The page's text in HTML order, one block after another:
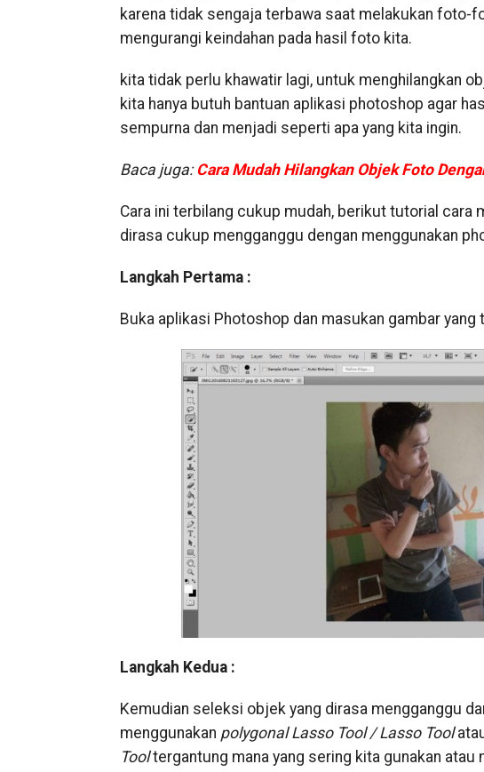
karena tidak sengaja terbawa saat melakukan foto-
mengurangi keindahan pada hasil foto kita.
kita tidak perlu khawatir lagi, untuk menghilangkan
kita hanya butuh bantuan aplikasi photoshop agar
sempurna dan menjadi seperti apa yang kita ingin.
Baca juga: Cara Mudah Hilangkan Objek Foto
Cara ini terbilang cukup mudah, berikut tutorial cara
dirasa cukup mengganggu dengan menggunakan
Langkah Pertama :
Buka aplikasi Photoshop dan masukan gambar
Langkah Kedua :
Kemudian seleksi objek yang dirasa mengganggu
menggunakan polygonal Lasso Tool / Lasso Tool
Tooltergantung mana yang sering kita gunakan atau